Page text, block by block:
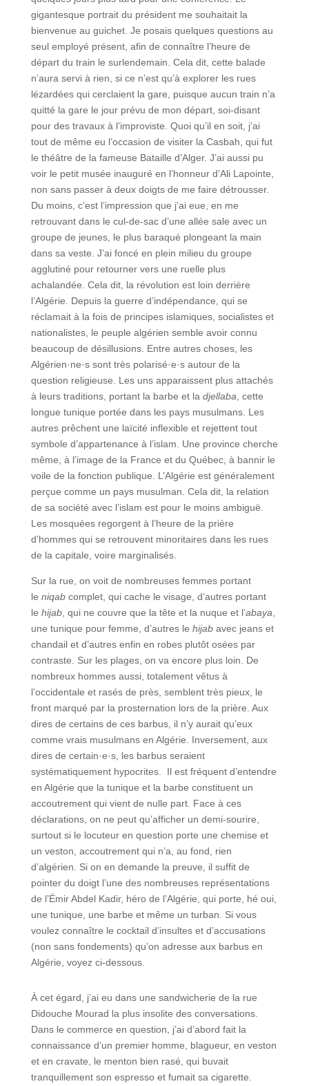
gigantesque portrait du président me souhaitait la
bienvenue au guichet. Je posais quelques questions au
seul employé présent, afin de connaître l’heure de
départ du train le surlendemain. Cela dit, cette balade
n’aura servi à rien, si ce n’est qu’à explorer les rues
lézardées qui cerclaient la gare, puisque aucun train n’a
quitté la gare le jour prévu de mon départ, soi-disant
pour des travaux à l’improviste. Quoi qu’il en soit, j’ai
tout de même eu l’occasion de visiter la Casbah, qui fut
le théâtre de la fameuse Bataille d’Alger. J’ai aussi pu
voir le petit musée inauguré en l’honneur d’Ali Lapointe,
non sans passer à deux doigts de me faire détrousser.
Du moins, c’est l’impression que j’ai eue, en me
retrouvant dans le cul-de-sac d’une allée sale avec un
groupe de jeunes, le plus baraqué plongeant la main
dans sa veste. J’ai foncé en plein milieu du groupe
agglutiné pour retourner vers une ruelle plus
achalandée. Cela dit, la révolution est loin derrière
l’Algérie. Depuis la guerre d’indépendance, qui se
réclamait à la fois de principes islamiques, socialistes et
nationalistes, le peuple algérien semble avoir connu
beaucoup de désillusions. Entre autres choses, les
Algérien·ne·s sont très polarisé·e·s autour de la
question religieuse. Les uns apparaissent plus attachés
à leurs traditions, portant la barbe et la djellaba, cette
longue tunique portée dans les pays musulmans. Les
autres prêchent une laïcité inflexible et rejettent tout
symbole d’appartenance à l’islam. Une province cherche
même, à l’image de la France et du Québec, à bannir le
voile de la fonction publique. L’Algérie est généralement
perçue comme un pays musulman. Cela dit, la relation
de sa société avec l’islam est pour le moins ambiguë.
Les mosquées regorgent à l’heure de la prière
d’hommes qui se retrouvent minoritaires dans les rues
de la capitale, voire marginalisés.
Sur la rue, on voit de nombreuses femmes portant
le niqabcomplet, qui cache le visage, d’autres portant
le hijab, qui ne couvre que la tête et la nuque et l’abaya,
une tunique pour femme, d’autres le hijabavec jeans et
chandail et d’autres enfin en robes plutôt osées par
contraste. Sur les plages, on va encore plus loin. De
nombreux hommes aussi, totalement vêtus à
l’occidentale et rasés de près, semblent très pieux, le
front marqué par la prosternation lors de la prière. Aux
dires de certains de ces barbus, il n’y aurait qu’eux
comme vrais musulmans en Algérie. Inversement, aux
dires de certain·e·s, les barbus seraient
systématiquement hypocrites. Il est fréquent d’entendre
en Algérie que la tunique et la barbe constituent un
accoutrement qui vient de nulle part. Face à ces
déclarations, on ne peut qu’afficher un demi-sourire,
surtout si le locuteur en question porte une chemise et
un veston, accoutrement qui n’a, au fond, rien
d’algérien. Si on en demande la preuve, il suffit de
pointer du doigt l’une des nombreuses représentations
de l’Émir Abdel Kadir, héro de l’Algérie, qui porte, hé oui,
une tunique, une barbe et même un turban. Si vous
voulez connaître le cocktail d’insultes et d’accusations
(non sans fondements) qu’on adresse aux barbus en
Algérie, voyez ci-dessous.
À cet égard, j’ai eu dans une sandwicherie de la rue
Didouche Mourad la plus insolite des conversations.
Dans le commerce en question, j’ai d’abord fait la
connaissance d’un premier homme, blagueur, en veston
et en cravate, le menton bien rasé, qui buvait
tranquillement son espresso et fumait sa cigarette.